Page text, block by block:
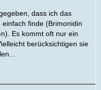
dass ich das
finde (Brimonidin
Es kommt oft nur ein
berücksichtigen sie